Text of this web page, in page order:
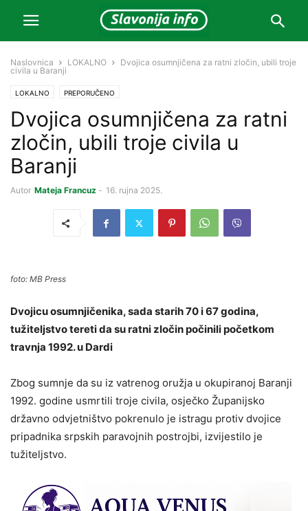
Naslovnica LOKALNO
Dvojica osumnjičena za ratni zločin, ubili troje
civila u Baranji
LOKALNO PREPORUČENO
Dvojica osumnjičena za ratni
zločin, ubili troje civila u
Baranji
Autor Mateja Francuz - 16. rujna 2025.
foto: MB Press
Dvojicu osumnjičenika, sada starih 70 i 67 godina,
tužiteljstvo tereti da su ratni zločin počinili početkom
travnja 1992. u Dardi
Zbog sumnje da su iz vatrenog oružja u okupiranoj Baranji
1992. godine usmrtili troje civila, osječko Županijsko
državno odvjetništvo pokrenulo je istragu protiv dvojice
pripadnika srpskih paravojnih postrojbi, izvijestilo je
tužiteljstvo.